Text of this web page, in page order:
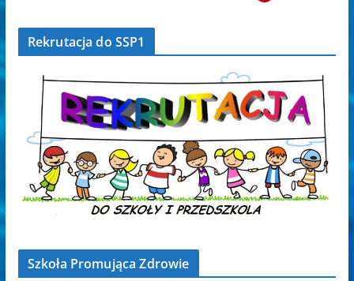
Rekrutacja do SSP1
Szkoła Promująca Zdrowie